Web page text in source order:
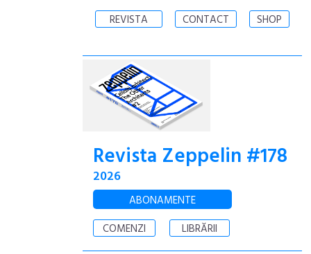
REVISTA CONTACT SHOP
Revista Zeppelin #178
2026
ABONAMENTE
COMENZI
LIBRĂRII